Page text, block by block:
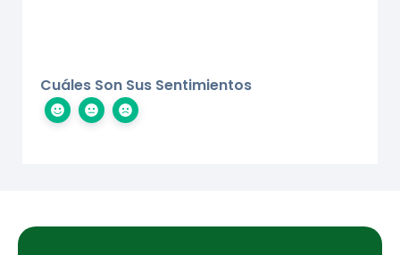
Cuáles Son Sus Sentimientos